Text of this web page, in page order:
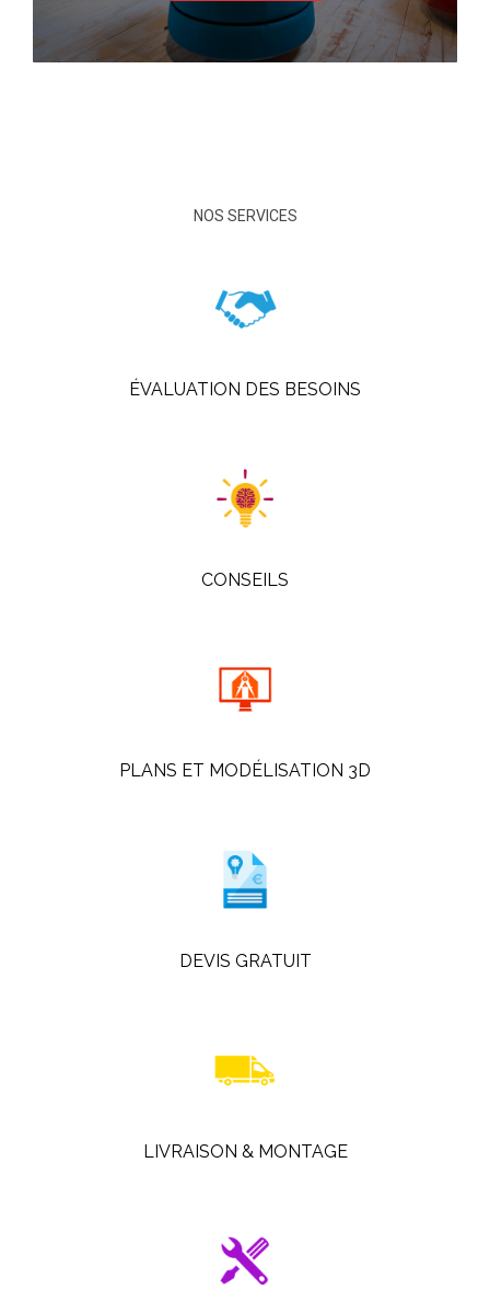
NOS SERVICES
ÉVALUATION DES BESOINS
CONSEILS
PLANS ET MODÉLISATION 3D
DEVIS GRATUIT
LIVRAISON & MONTAGE